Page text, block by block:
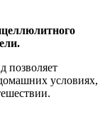
позволяет
условиях,